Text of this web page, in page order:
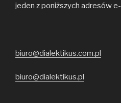
jeden z poniższych adresów
biuro@dialektikus.com.pl
biuro@dialektikus.pl